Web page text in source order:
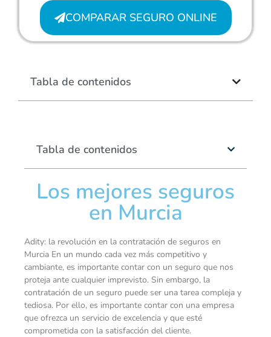
Tabla de contenidos
Los mejores seguros
en Murcia
Adity: la revolución en la contratación de seguros en
Murcia En un mundo cada vez más competitivo y
cambiante, es importante contar con un seguro que nos
proteja ante cualquier imprevisto. Sin embargo, la
contratación de un seguro puede ser una tarea compleja y
tediosa. Por ello, es importante contar con una empresa
que ofrezca un servicio de excelencia y que esté
comprometida con la satisfacción del cliente.
COMPARAR SEGURO ONLINE
Tabla de contenidos